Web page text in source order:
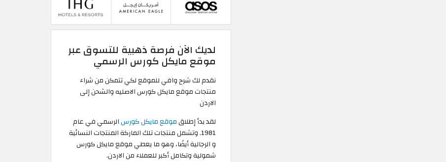
لديك الآن فرصة ذهبية للتسوق عبر
موقع مايكل كورس الرسمي
نقدم لك شرح وافي للموقع لكي تتمكن من شراء
منتجات موقع مايكل كورس الاصليه والشحن إلى
الاردن
لقد بدأ إطلاقموقع مايكل كورسالرسمي في عام
1981. وتشمل منتجات تلك الماركة المنتجات النسائية
و الرجالية أيضًا، وهو ما يعطي موقع مايكل كورس
شمولية وتكامل أكبر للعملاء من الاردن.